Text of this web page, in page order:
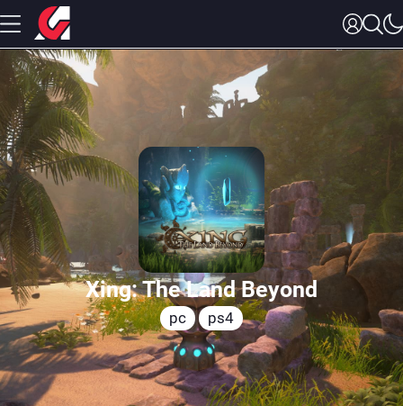
Xing: The Land Beyond
pc ps4